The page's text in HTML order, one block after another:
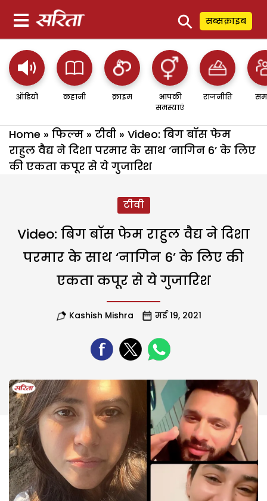
⚲ सब्सक्राइब
ऑडियो कहानी क्राइम
आपकी
समस्याएं
राजनीति
Home » फिल्म » टीवी » Video: बिग बॉस फेम
राहुल वैद्य ने दिशा परमार के साथ ‘नागिन 6’ के लिए
की एकता कपूर से ये गुजारिश
टीवी
Video: बिग बॉस फेम राहुल वैद्य ने दिशा
परमार के साथ ‘नागिन 6’ के लिए की
एकता कपूर से ये गुजारिश
Kashish Mishra मई 19, 2021